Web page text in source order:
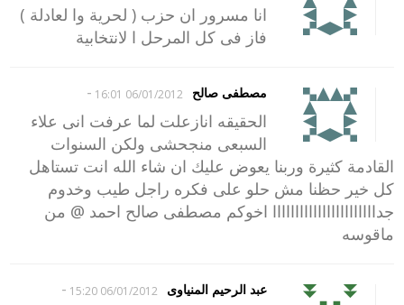
انا مسرور ان حزب ( لحرية وا لعادلة )
فاز فى كل المرحل ا لانتخابية
مصطفى صالح 06/01/2012 16:01
-
الحقيقه انازعلت لما عرفت انى علاء
السبعى منجحشى ولكن السنوات
القادمة كثيرة وربنا يعوض عليك ان شاء الله انت تستاهل
كل خير حظنا مش حلو على فكره راجل طيب وخدوم
جدااااااااااااااااااااااا اخوكم مصطفى صالح احمد @ من
ماقوسه
عبد الرحيم المنياوى 06/01/2012 15:20
-